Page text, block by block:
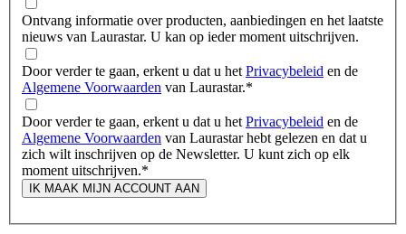
Ontvang informatie over producten, aanbiedingen en het laatste
nieuws van Laurastar. U kan op ieder moment uitschrijven.
Door verder te gaan, erkent u dat u het Privacybeleid en de
Algemene Voorwaarden van Laurastar.*
Door verder te gaan, erkent u dat u het Privacybeleid en de
Algemene Voorwaarden van Laurastar hebt gelezen en dat u
zich wilt inschrijven op de Newsletter. U kunt zich op elk
moment uitschrijven.*
IK MAAK MIJN ACCOUNT AAN